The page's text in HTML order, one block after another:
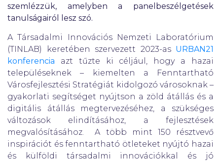
szemlézzük, amelyben a panelbeszélgetések
tanulságairól lesz szó.
A Társadalmi Innovációs Nemzeti Laboratórium
(TINLAB) keretében szervezett 2023-as URBAN21
konferencia azt tűzte ki céljául, hogy a hazai
településeknek – kiemelten a Fenntartható
Városfejlesztési Stratégiát kidolgozó városoknak –
gyakorlati segítséget nyújtson a zöld átállás és a
digitális átállás megtervezéséhez, a szükséges
változások elindításához, a fejlesztések
megvalósításához. A több mint 150 résztvevő
inspirációt és fenntartható ötleteket nyújtó hazai
és külföldi társadalmi innovációkkal és jó